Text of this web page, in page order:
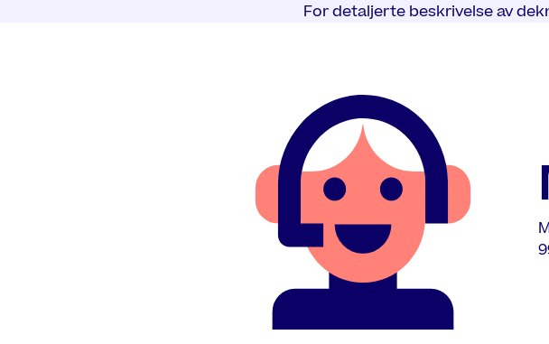
For detaljerte beskrivelse av